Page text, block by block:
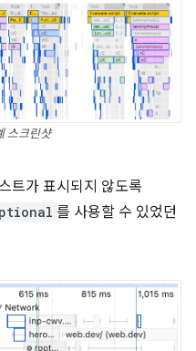
스크린샷
트가 표시되지 않도록
를 사용할 수 있었던